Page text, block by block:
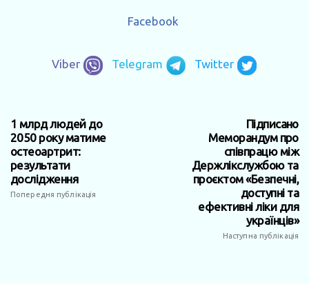
Facebook
Viber Telegram Twitter
1 млрд людей до
2050 року матиме
остеоартрит:
результати
дослідження
Попередня публікація
Підписано
Меморандум про
співпрацю між
Держлікслужбою та
проєктом «Безпечні,
доступні та
ефективні ліки для
українців»
Наступна публікація